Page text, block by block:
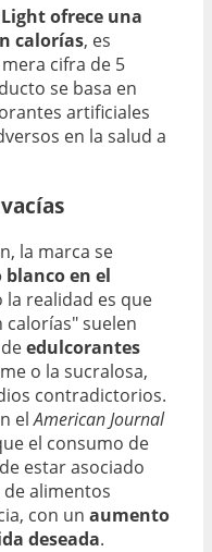
ofrece una
calorías, es
cifra de 5
se basa en
artificiales
en la salud a
la marca se
en el
la realidad es que
suelen
edulcorantes
o la sucralosa,
contradictorios.
elAmerican Journal
el consumo de
estar asociado
alimentos
con un aumento
deseada.